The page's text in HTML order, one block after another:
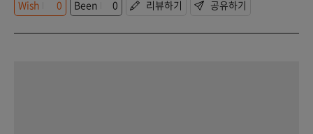
Wish
0 Been 0 리뷰하기 공유하기